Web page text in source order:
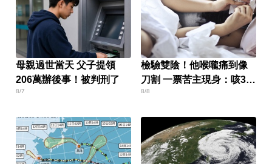
母親過世當天 父子提領
206萬辦後事！被判刑了
8/7
檢驗雙陰！他喉嚨痛到像
刀割 一票苦主現身：咳3周
還沒好
8/8